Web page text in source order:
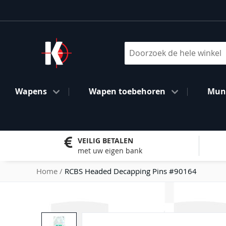
naar
inhoud
Wapens Wapen toebehoren
VEILIG BETALEN
met uw eigen bank
Home RCBS Headed Decapping Pins #90164